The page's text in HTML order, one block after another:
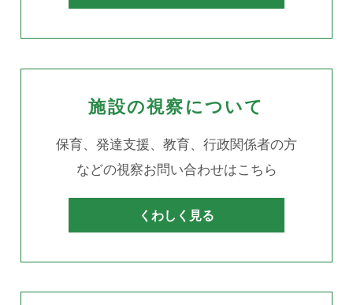
施設の視察について
保育、発達支援、教育、行政関係者の方
などの視察お問い合わせはこちら
くわしく見る